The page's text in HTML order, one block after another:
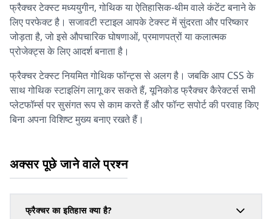
फ्रैक्चर टेक्स्ट मध्ययुगीन, गोथिक या ऐतिहासिक-थीम वाले कंटेंट बनाने के
लिए परफेक्ट है। सजावटी स्टाइल आपके टेक्स्ट में सुंदरता और परिष्कार
जोड़ता है, जो इसे औपचारिक घोषणाओं, प्रमाणपत्रों या कलात्मक
प्रोजेक्ट्स के लिए आदर्श बनाता है।
फ्रैक्चर टेक्स्ट नियमित गोथिक फॉन्ट्स से अलग है। जबकि आप CSS के
साथ गोथिक स्टाइलिंग लागू कर सकते हैं, यूनिकोड फ्रैक्चर कैरेक्टर्स सभी
प्लेटफॉर्म्स पर सुसंगत रूप से काम करते हैं और फॉन्ट सपोर्ट की परवाह किए
बिना अपना विशिष्ट मुख्य बनाए रखते हैं।
अक्सर पूछे जाने वाले प्रश्न
फ्रैक्चर का इतिहास क्या है?